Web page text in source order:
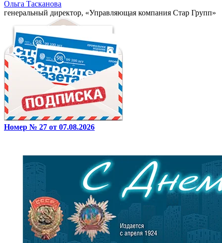
Ольга Тасканова
генеральный директор, «Управляющая компания Стар Групп»
Номер № 27 от 07.08.2026